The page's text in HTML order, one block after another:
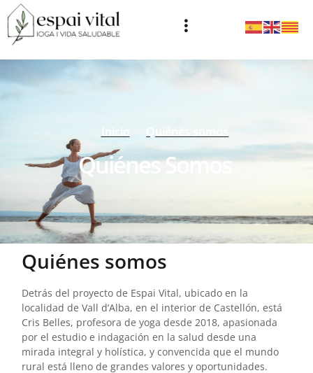
Nosotros
Inicio Quiénes somos
Quiénes Somos
Quiénes somos
Detrás del proyecto de Espai Vital, ubicado en la
localidad de Vall d’Alba, en el interior de Castellón, está
Cris Belles, profesora de yoga desde 2018, apasionada
por el estudio e indagación en la salud desde una
mirada integral y holística, y convencida que el mundo
rural está lleno de grandes valores y oportunidades.